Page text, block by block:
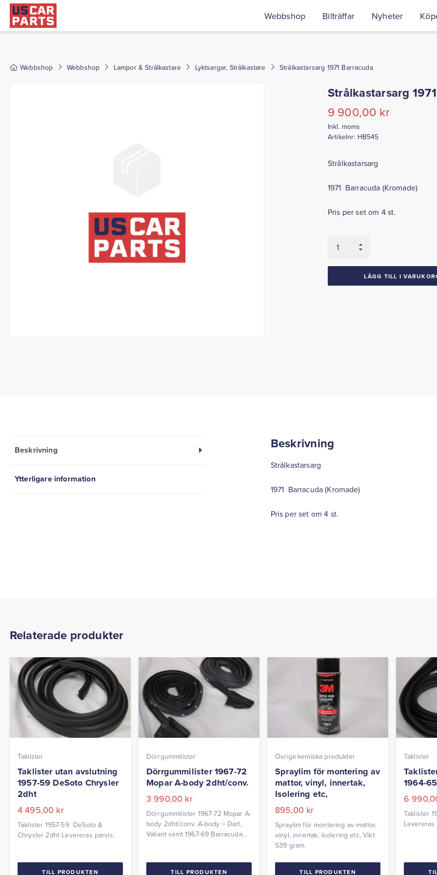
Webbshop Bilträffar Nyheter
Webbshop Webbshop Lampor & Strålkastare Lyktsargar, Strålkastare Strålkastarsarg 1971 Barracuda
Strålkastarsarg
9 900,00 kr
Inkl. moms
Artikelnr: HB545
Strålkastarsarg
1971 Barracuda (Kromade)
Pris per set om 4 st.
1971
LÄGG TILL I
Beskrivning
Ytterligare information
Beskrivning
Strålkastarsarg
1971 Barracuda (Kromade)
Pris per set om 4 st.
Relaterade produkter
Taklister
Taklister utan avslutning
1957-59 DeSoto Chrysler
2dht
4 495,00 kr
Taklister 1957-59 DeSoto &
Chrysler 2dht Levereras parvis.
TILL PRODUKTEN
Dörrgummilister
Dörrgummilister 1967-72
Mopar A-body 2dht/conv.
3 990,00 kr
Dörrgummilister 1967-72 Mopar A-
body 2dht/conv. A-body = Dart,
Valiant samt 1967-69 Barracuda
TILL PRODUKTEN
Övriga kemiska produkter
Spraylim för montering av
mattor, vinyl, innertak,
Isolering etc,
895,00 kr
Spraylim för montering av mattor,
vinyl, innertak, Isolering etc, Vikt:
539 gram.
TILL PRODUKTEN
Taklister
1964-
6
Taklister
Levereras